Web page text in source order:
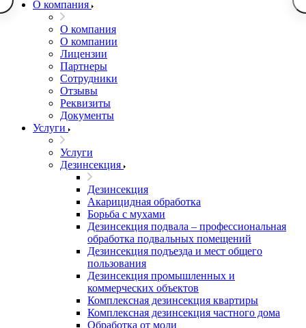
О компания
О компания
О компании
Лицензии
Партнеры
Сотрудники
Отзывы
Реквизиты
Документы
Услуги
Услуги
Дезинсекция
Дезинсекция
Акарицидная обработка
Борьба с мухами
Дезинсекция подвала – профессиональная
обработка подвальных помещений
Дезинсекция подъезда и мест общего
пользования
Дезинсекция промышленных и
коммерческих объектов
Комплексная дезинсекция квартиры
Комплексная дезинсекция частного дома
Обработка от моли